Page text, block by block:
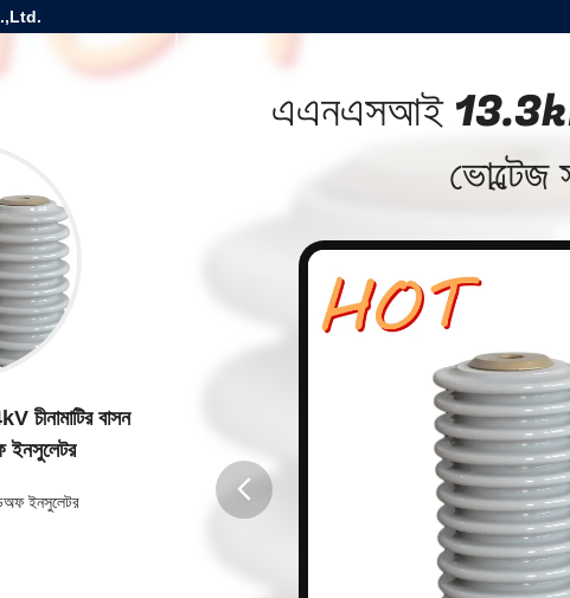
বাসন
ইনসুলেটর
ইনসুলেটর
এএনএসআই 13.3kN
ভোল্টেজ